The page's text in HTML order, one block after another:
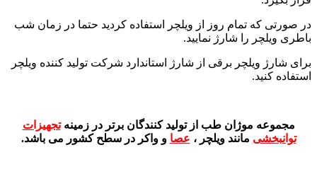
در صورتی که تمام روز از ویلچر استفاده کردید حتما در زمان شب
باطری ویلچر را شارژ نمایید.
برای شارژ ویلچر برقی از شارژ استاندارد شرکت تولید کننده ویلچر
استفاده کنید.
مجموعه موژان طب از تولید کنندگان برتر در زمینهتجهیزات
توانبخشی مانند ویلچر ، عصا و واکر در سطح کشور می باشد.